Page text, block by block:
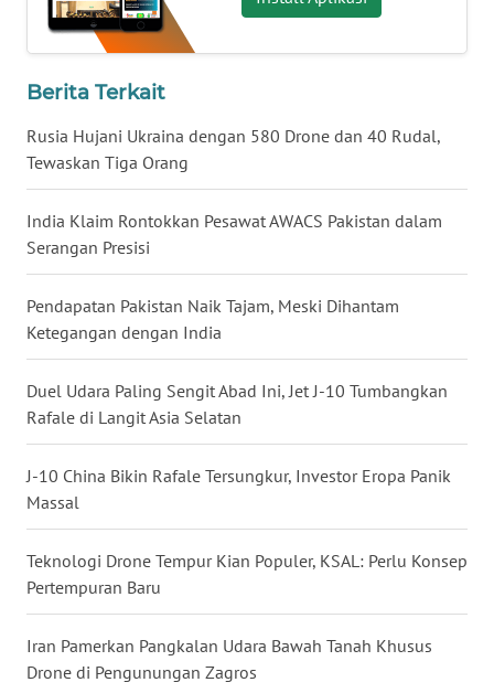
Berita Terkait
Rusia Hujani Ukraina dengan 580 Drone dan 40 Rudal,
Tewaskan Tiga Orang
India Klaim Rontokkan Pesawat AWACS Pakistan dalam
Serangan Presisi
Pendapatan Pakistan Naik Tajam, Meski Dihantam
Ketegangan dengan India
Duel Udara Paling Sengit Abad Ini, Jet J-10 Tumbangkan
Rafale di Langit Asia Selatan
J-10 China Bikin Rafale Tersungkur, Investor Eropa Panik
Massal
Teknologi Drone Tempur Kian Populer, KSAL: Perlu Konsep
Pertempuran Baru
Iran Pamerkan Pangkalan Udara Bawah Tanah Khusus
Drone di Pengunungan Zagros
WN
BABEL
SUMBAR
WN
SUMSEL
WN
BENGKULU
WN
LAMPUNG
WN
WN